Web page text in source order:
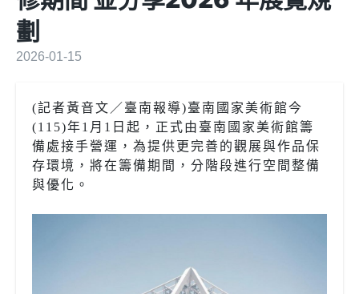
劃
2026-01-15
(記者黃音文／臺南報導)臺南國家美術館今
(115)年1月1日起，正式由臺南國家美術館籌
備處接手營運，為提供更完善的觀展與作品保
存環境，將在籌備期間，分階段進行空間整備
與優化。